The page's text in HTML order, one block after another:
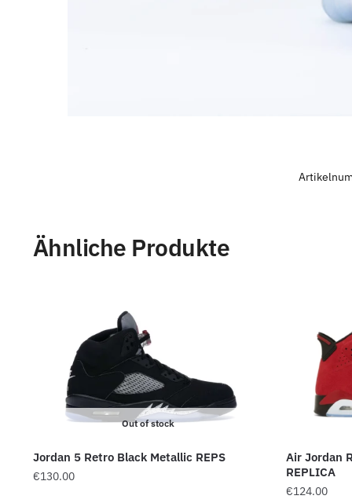
Ähnliche Produkte
Out of stock
Jordan 5 Retro Black Metallic REPS
€130.00
Air Jordan
REPLICA
€124.00